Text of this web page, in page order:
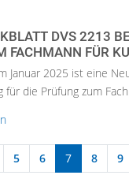
DVS 2213
FACHMANN FÜR
Januar 2025 ist eine
für die Prüfung zum
5 6 7 8 9